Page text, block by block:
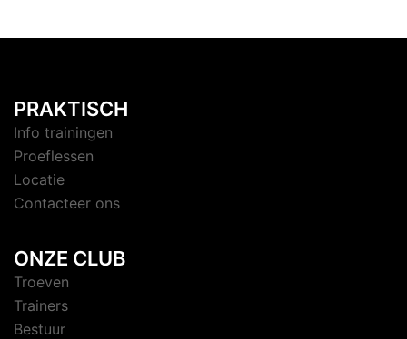
PRAKTISCH
Info trainingen
Proeflessen
Locatie
Contacteer ons
ONZE CLUB
Troeven
Trainers
Bestuur